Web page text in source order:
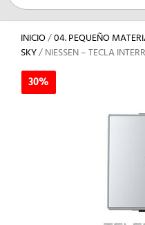
INICIO/04. PEQUEÑO
SKY/ NIESSEN – TECLA
30%
30%